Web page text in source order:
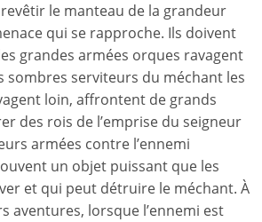
le manteau de la grandeur
qui se rapproche. Ils doivent
grandes armées orques ravagent
sombres serviteurs du méchant les
loin, affrontent de grands
des rois de l’emprise du seigneur
armées contre l’ennemi
un objet puissant que les
et qui peut détruire le méchant. À
aventures, lorsque l’ennemi est